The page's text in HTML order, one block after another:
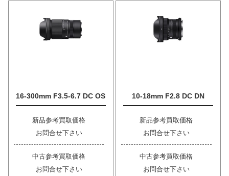
16-300mm F3.5-6.7 DC OS
新品参考買取価格
お問合せ下さい
中古参考買取価格
お問合せ下さい
10-18mm F2.8 DC DN
新品参考買取価格
お問合せ下さい
中古参考買取価格
お問合せ下さい